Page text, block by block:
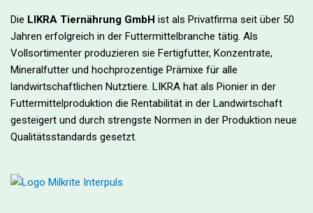
Die LIKRA Tiernährung GmbH ist als Privatfirma seit über 50
Jahren erfolgreich in der Futtermittelbranche tätig. Als
Vollsortimenter produzieren sie Fertigfutter, Konzentrate,
Mineralfutter und hochprozentige Prämixe für alle
landwirtschaftlichen Nutztiere. LIKRA hat als Pionier in der
Futtermittelproduktion die Rentabilität in der Landwirtschaft
gesteigert und durch strengste Normen in der Produktion neue
Qualitätsstandards gesetzt.